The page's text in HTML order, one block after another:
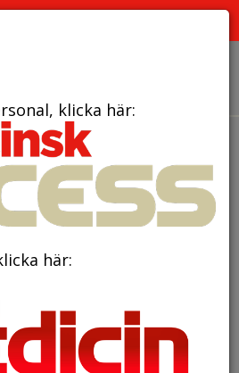
ta D-
klicka här:
här: